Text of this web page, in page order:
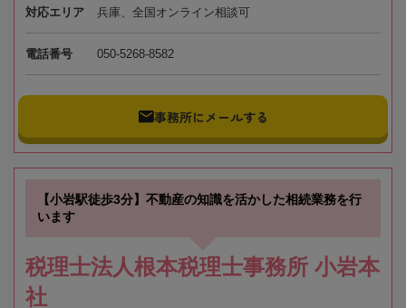
対応エリア 兵庫、全国オンライン相談可
電話番号 050-5268-8582
事務所にメールする
【小岩駅徒歩3分】不動産の知識を活かした相続業務を行
います
税理士法人根本税理士事務所 小岩本
社